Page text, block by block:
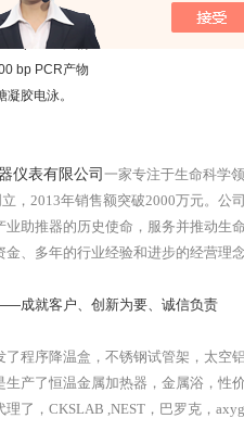
PCR产物
bp PCR产物
bp PCR产物
凝胶电泳。
仪表有限公司 一家专注于生命科学
，2013年销售额突破2000万元。公
业助推器的历史使命，服务并推动生
金、多年的行业经验和进步的经营理
成就客户、创新为要、诚信负责
了程序降温盒，不锈钢试管架，太空
生产了恒温金属加热器，金属浴，性价
理了，CKSLAB ,NEST，巴罗克，